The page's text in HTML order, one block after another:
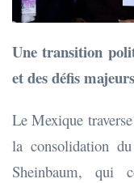
Une transition
et des défis majeurs
Le Mexique
la consolidation
Sheinbaum, qui